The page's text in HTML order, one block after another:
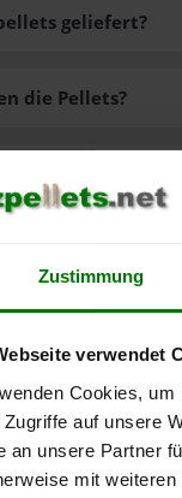
Zustimmung
verwendet
Cookies,
Zugriffe auf unsere
an unsere Partner
mit
geliefert?
es?
die Pellets?
der Pellets?